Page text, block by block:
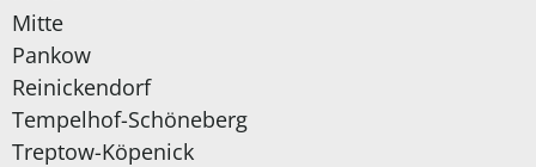
Mitte
Pankow
Reinickendorf
Tempelhof-Schöneberg
Treptow-Köpenick